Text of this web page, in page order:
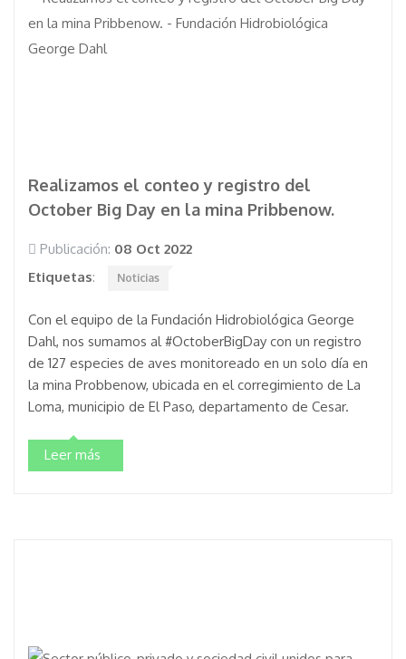
Realizamos el conteo y registro del
October Big Day en la mina Pribbenow.
Publicación: 08 Oct 2022
Etiquetas: Noticias
Con el equipo de la Fundación Hidrobiológica George
Dahl, nos sumamos al #OctoberBigDay con un registro
de 127 especies de aves monitoreado en un solo día en
la mina Probbenow, ubicada en el corregimiento de La
Loma, municipio de El Paso, departamento de Cesar.
Leer más